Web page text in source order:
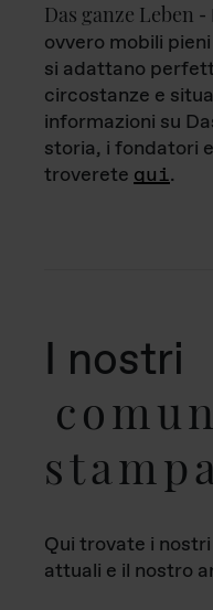
Das ganze Leben -
ovvero mobili
si adattano
circostanze e
informazioni su
storia, i fondatori
troverete qui.
I nostri
Qui trovate i
attuali e il nostro